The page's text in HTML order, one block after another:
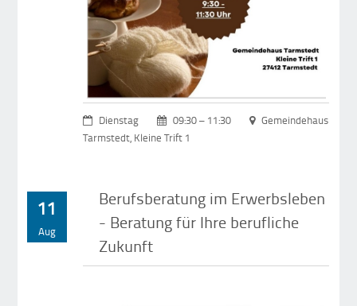
Dienstag 09:30 – 11:30
Gemeindehaus
Tarmstedt, Kleine Trift 1
11
Aug
Berufsberatung im Erwerbsleben
- Beratung für Ihre berufliche
Zukunft